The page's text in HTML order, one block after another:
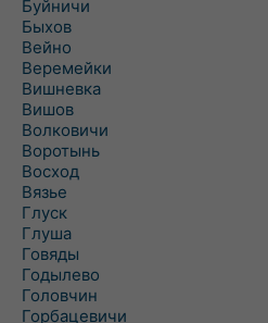
Буйничи
Быхов
Вейно
Веремейки
Вишневка
Вишов
Волковичи
Воротынь
Восход
Вязье
Глуск
Глуша
Говяды
Годылево
Головчин
Горбацевичи